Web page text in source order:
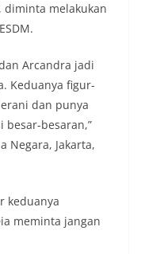
diminta melakukan
Arcandra jadi
Keduanya figur-
dan punya
besar-besaran,”
Negara, Jakarta,
keduanya
meminta jangan